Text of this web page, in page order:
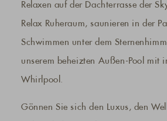
Relaxen auf der Dachterrasse der
Relax Ruheraum, saunieren in der
Schwimmen unter dem
unserem beheizten Außen-Pool mit
Whirlpool.
Gönnen Sie sich den Luxus, den